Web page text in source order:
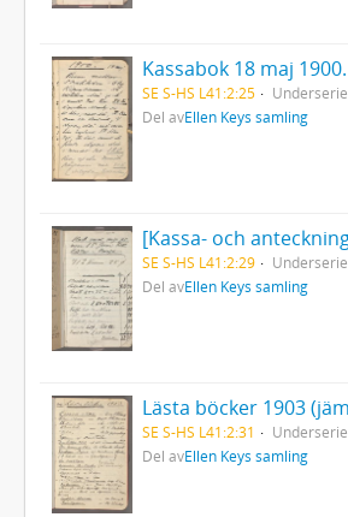
SE S-HS L41:2:25
Underserie
Del avEllen Keys samling
SE S-HS L41:2:29
Underserie
Del avEllen Keys samling
SE S-HS L41:2:31
Underserie
Del avEllen Keys samling